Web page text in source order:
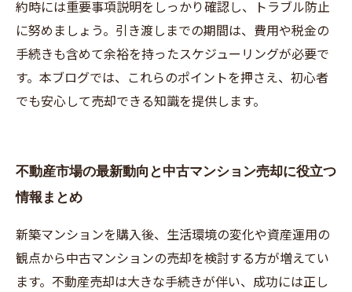
約時には重要事項説明をしっかり確認し、トラブル防止
に努めましょう。引き渡しまでの期間は、費用や税金の
手続きも含めて余裕を持ったスケジューリングが必要で
す。本ブログでは、これらのポイントを押さえ、初心者
でも安心して売却できる知識を提供します。
不動産市場の最新動向と中古マンション売却に役立つ
情報まとめ
新築マンションを購入後、生活環境の変化や資産運用の
観点から中古マンションの売却を検討する方が増えてい
ます。不動産売却は大きな手続きが伴い、成功には正し